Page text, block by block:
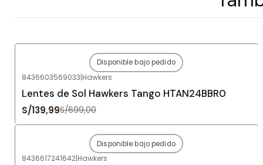
Agotado
Disponible bajo pedido
8436603569033|Hawkers
Lentes de Sol Hawkers Tango HTAN24BBR0
S/139,99S/699,00
Agotado
Disponible bajo pedido
8436617241642|Hawkers